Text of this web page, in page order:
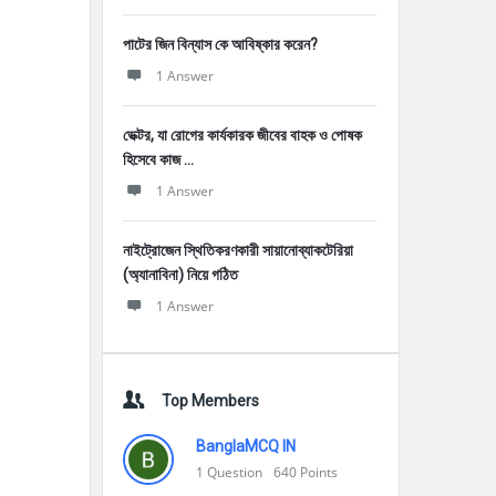
পাটের জিন বিন্যাস কে আবিষ্কার করেন?
1 Answer
ভেক্টর, যা রোগের কার্যকারক জীবের বাহক ও পোষক
হিসেবে কাজ ...
1 Answer
নাইট্রোজেন স্থিতিকরণকারী সায়ানোব্যাকটেরিয়া
(অ্যানাবিনা) নিয়ে গঠিত
1 Answer
Top Members
BanglaMCQ IN
1 Question 640 Points